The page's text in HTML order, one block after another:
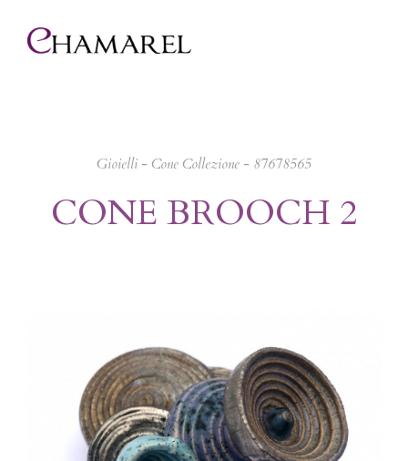
Gioielli - Cone Collezione - 87678565
CONE BROOCH 2